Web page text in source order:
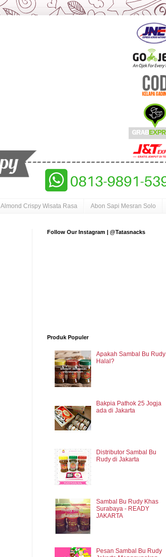
Almond Crispy Wisata Rasa Abon Sapi Mesran Solo
Follow Our Instagram | @Tatasnacks
Produk Populer
Apakah Sambal Bu Rudy
Halal?
Bakpia Pathok 25 Jogja
ada di Jakarta
Distributor Sambal Bu
Rudy di Jakarta
Sambal Bu Rudy Khas
Surabaya - READY
JAKARTA
Pesan Sambal Bu Rudy